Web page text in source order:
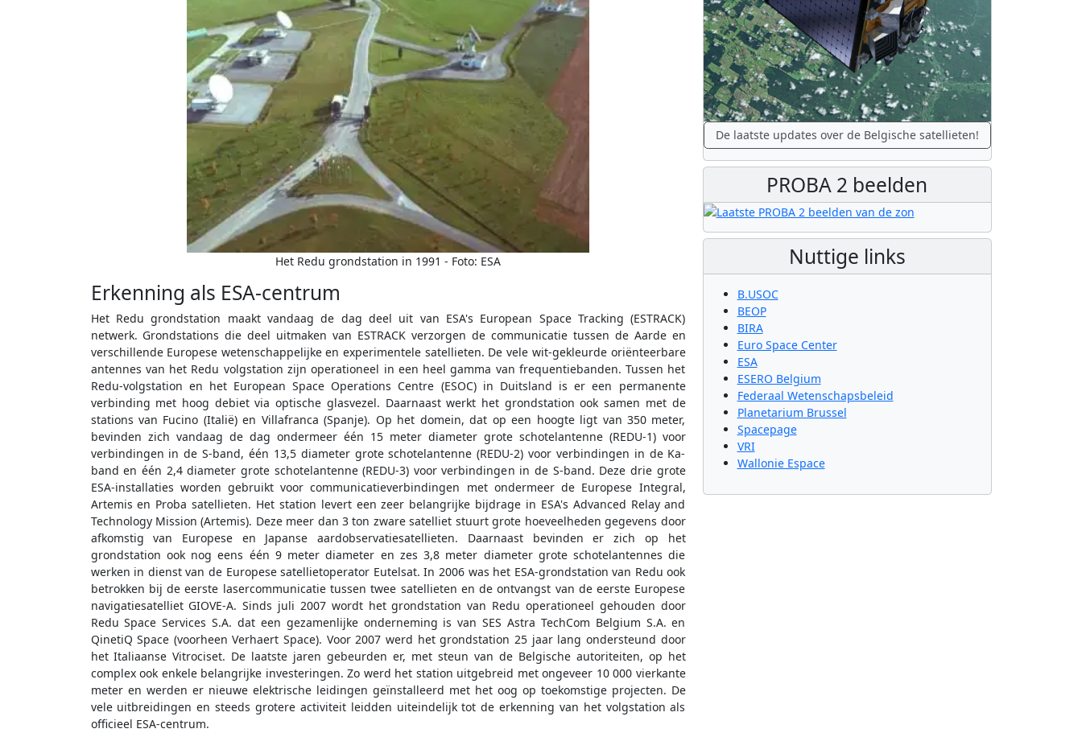
Het Redu grondstation in 1991 - Foto: ESA
Erkenning als ESA-centrum
Het Redu grondstation maakt vandaag de dag deel uit van ESA's European Space Tracking (ESTRACK)
netwerk. Grondstations die deel uitmaken van ESTRACK verzorgen de communicatie tussen de Aarde en
verschillende Europese wetenschappelijke en experimentele satellieten. De vele wit-gekleurde oriënteerbare
antennes van het Redu volgstation zijn operationeel in een heel gamma van frequentiebanden. Tussen het
Redu-volgstation en het European Space Operations Centre (ESOC) in Duitsland is er een permanente
verbinding met hoog debiet via optische glasvezel. Daarnaast werkt het grondstation ook samen met de
stations van Fucino (Italië) en Villafranca (Spanje). Op het domein, dat op een hoogte ligt van 350 meter,
bevinden zich vandaag de dag ondermeer één 15 meter diameter grote schotelantenne (REDU-1) voor
verbindingen in de S-band, één 13,5 diameter grote schotelantenne (REDU-2) voor verbindingen in de Ka-
band en één 2,4 diameter grote schotelantenne (REDU-3) voor verbindingen in de S-band. Deze drie grote
ESA-installaties worden gebruikt voor communicatieverbindingen met ondermeer de Europese Integral,
Artemis en Proba satellieten. Het station levert een zeer belangrijke bijdrage in ESA's Advanced Relay and
Technology Mission (Artemis). Deze meer dan 3 ton zware satelliet stuurt grote hoeveelheden gegevens door
afkomstig van Europese en Japanse aardobservatiesatellieten. Daarnaast bevinden er zich op het
grondstation ook nog eens één 9 meter diameter en zes 3,8 meter diameter grote schotelantennes die
werken in dienst van de Europese satellietoperator Eutelsat. In 2006 was het ESA-grondstation van Redu ook
betrokken bij de eerste lasercommunicatie tussen twee satellieten en de ontvangst van de eerste Europese
navigatiesatelliet GIOVE-A. Sinds juli 2007 wordt het grondstation van Redu operationeel gehouden door
Redu Space Services S.A. dat een gezamenlijke onderneming is van SES Astra TechCom Belgium S.A. en
QinetiQ Space (voorheen Verhaert Space). Voor 2007 werd het grondstation 25 jaar lang ondersteund door
het Italiaanse Vitrociset. De laatste jaren gebeurden er, met steun van de Belgische autoriteiten, op het
complex ook enkele belangrijke investeringen. Zo werd het station uitgebreid met ongeveer 10 000 vierkante
meter en werden er nieuwe elektrische leidingen geïnstalleerd met het oog op toekomstige projecten. De
vele uitbreidingen en steeds grotere activiteit leidden uiteindelijk tot de erkenning van het volgstation als
officieel ESA-centrum.
De laatste updates over de Belgische satellieten!
PROBA 2 beelden
Nuttige links
B.USOC
BEOP
BIRA
Euro Space Center
ESA
ESERO Belgium
Federaal Wetenschapsbeleid
Planetarium Brussel
Spacepage
VRI
Wallonie Espace